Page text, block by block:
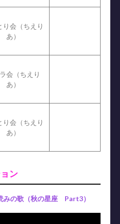
り会（ちえり
あ）
会（ちえり
あ）
り会（ちえり
あ）
ン
みの歌（秋の星座 Part3）